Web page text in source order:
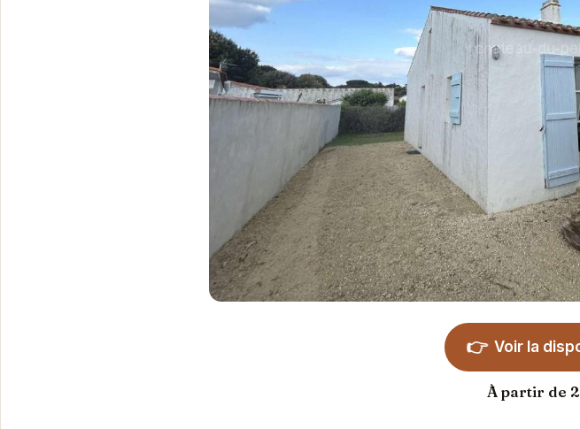
👉 Voir la
À partir de